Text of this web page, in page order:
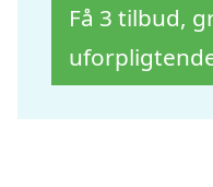
Få 3 tilbud,